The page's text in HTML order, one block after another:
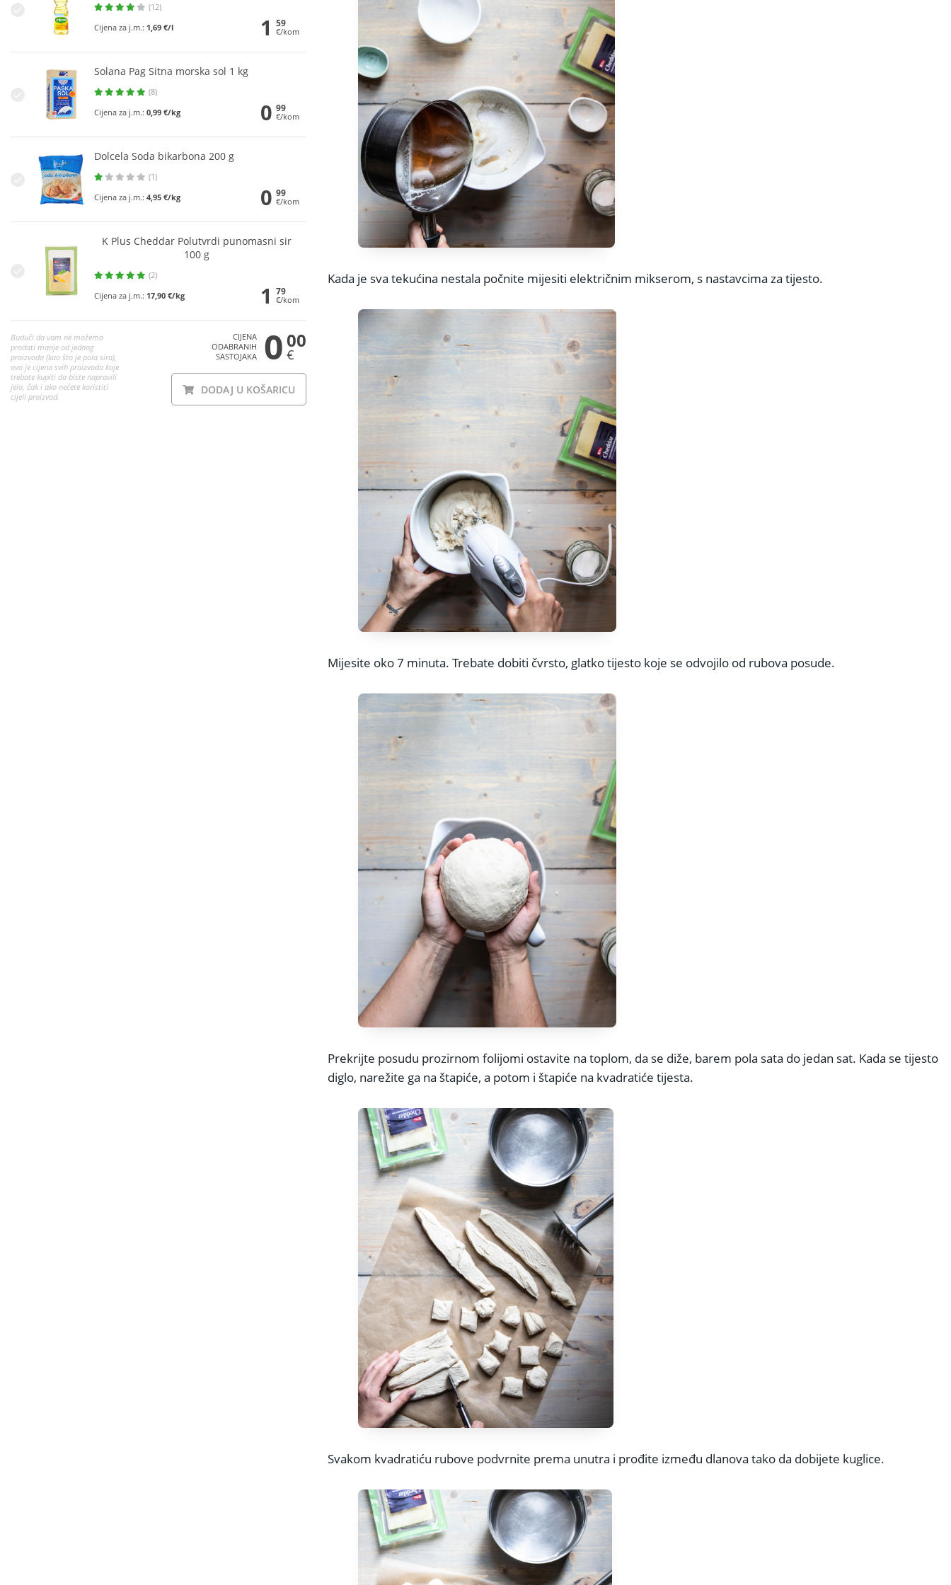
(12)
Cijena za j.m.: 1,69 €/l 1 59
€/kom
Solana Pag Sitna morska sol 1 kg
(8)
Cijena za j.m.: 0,99 €/kg 0 99
€/kom
Dolcela Soda bikarbona 200 g
(1)
Cijena za j.m.: 4,95 €/kg 0 99
€/kom
K Plus Cheddar Polutvrdi punomasni sir
100 g
(2)
Cijena za j.m.: 17,90 €/kg 1 79
€/kom
Budući da vam ne možemo
prodati manje od jednog
proizvoda (kao što je pola sira),
ovo je cijena svih proizvoda koje
trebate kupiti da biste napravili
jelo, čak i ako nećete koristiti
cijeli proizvod.
CIJENA
ODABRANIH
SASTOJAKA
0 00
€
DODAJ U KOŠARICU
Kada je sva tekućina nestala počnite mijesiti električnim mikserom, s nastavcima za tijesto.
Mijesite oko 7 minuta. Trebate dobiti čvrsto, glatko tijesto koje se odvojilo od rubova posude.
Prekrijte posudu prozirnom folijomi ostavite na toplom, da se diže, barem pola sata do jedan sat. Kada se tijesto
diglo, narežite ga na štapiće, a potom i štapiće na kvadratiće tijesta.
Svakom kvadratiću rubove podvrnite prema unutra i prođite između dlanova tako da dobijete kuglice.